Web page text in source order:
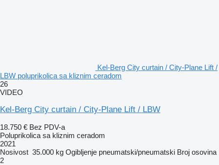
Kel-Berg City curtain / City-Plane Lift /
LBW poluprikolica sa kliznim ceradom
26
VIDEO
Kel-Berg City curtain / City-Plane Lift / LBW
18.750 € Bez PDV-a
Poluprikolica sa kliznim ceradom
2021
Nosivost 35.000 kg Ogibljenje pneumatski/pneumatski Broj osovina
2